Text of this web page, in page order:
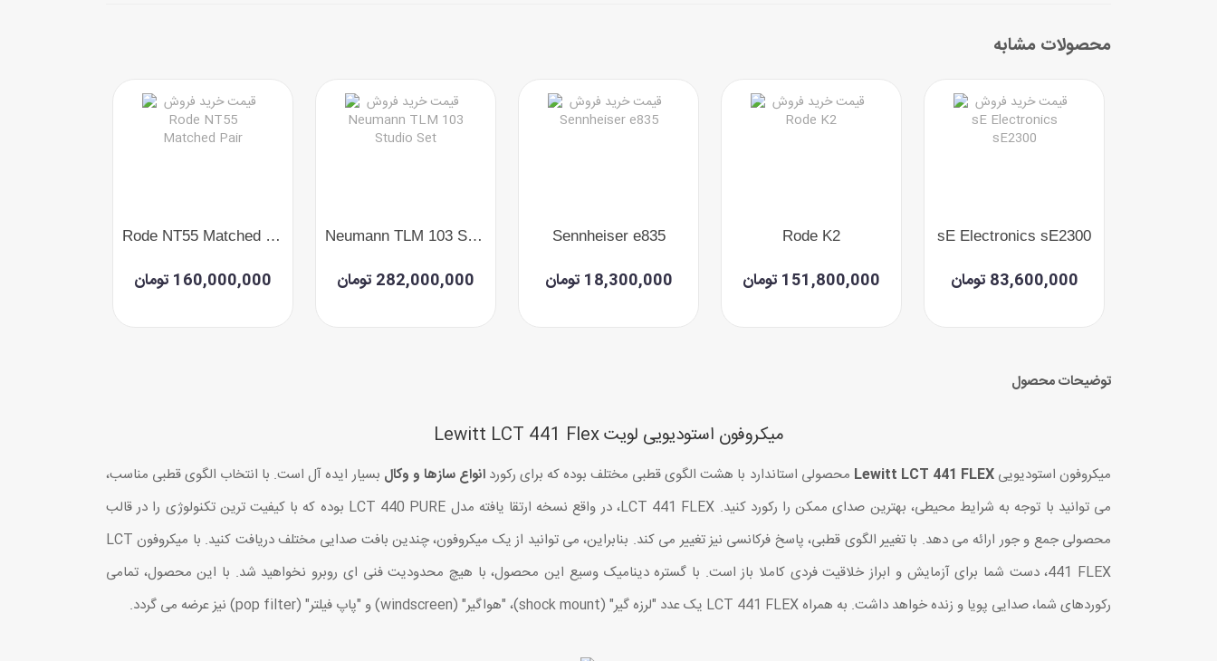
محصولات مشابه
Rode NT55 Matched Pair
160,000,000 تومان
Neumann TLM 103 Studio Set
282,000,000 تومان
Sennheiser e835
18,300,000 تومان
Rode K2
151,800,000 تومان
sE Electronics sE2300
83,600,000 تومان
توضیحات محصول
میکروفون استودیویی لویت Lewitt LCT 441 Flex
میکروفون استودیوییLewitt LCT 441 FLEX محصولی استاندارد با هشت الگوی قطبی مختلف بوده که برای رکوردانواع سازها و وکال بسیار ایده آل است. با انتخاب الگوی قطبی مناسب،
می توانید با توجه به شرایط محیطی، بهترین صدای ممکن را رکورد کنید. LCT 441 FLEX، در واقع نسخه ارتقا یافته مدل LCT 440 PURE بوده که با کیفیت ترین تکنولوژی را در قالب
محصولی جمع و جور ارائه می دهد. با تغییر الگوی قطبی، پاسخ فرکانسی نیز تغییر می کند. بنابراین، می توانید از یک میکروفون، چندین بافت صدایی مختلف دریافت کنید. با میکروفون LCT
441 FLEX، دست شما برای آزمایش و ابراز خلاقیت فردی کاملا باز است. با گستره دینامیک وسیع این محصول، با هیچ محدودیت فنی ای روبرو نخواهید شد. با این محصول، تمامی
رکوردهای شما، صدایی پویا و زنده خواهد داشت. به همراه LCT 441 FLEX یک عدد "لرزه گیر" (shock mount)، "هواگیر" (windscreen) و "پاپ فیلتر" (pop filter) نیز عرضه می گردد.